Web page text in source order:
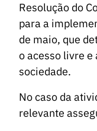
Resolução do
para a
de maio, que
o acesso livre
sociedade.
No caso da
relevante